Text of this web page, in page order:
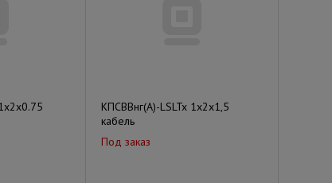
КПСВВнг(А)-LSLTx 1х2х1,5
кабель
Под заказ